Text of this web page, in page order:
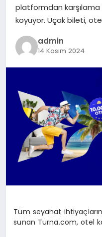
platformdan
koyuyor. Uçak bileti,
admin
14 Kasım 2024
Tüm seyahat
sunan Turna.com, otel